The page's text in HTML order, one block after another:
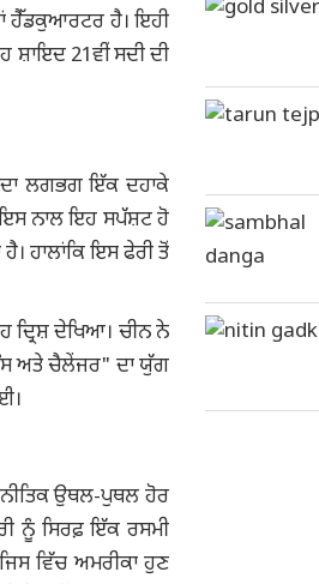
ਹੈੱਡਕੁਆਰਟਰ ਹੈ। ਇਹੀ
ਸ਼ਾਇਦ 21ਵੀਂ ਸਦੀ ਦੀ
ਦਾ ਲਗਭਗ ਇੱਕ ਦਹਾਕੇ
ਇਸ ਨਾਲ ਇਹ ਸਪੱਸ਼ਟ ਹੋ
ਹਾਲਾਂਕਿ ਇਸ ਫੇਰੀ ਤੋਂ
ਦੇਖਿਆ। ਚੀਨ ਨੇ
ਅਤੇ ਚੈਲੇਂਜਰ" ਦਾ ਯੁੱਗ
ਉਥਲ-ਪੁਥਲ ਹੋਰ
ਨੂੰ ਸਿਰਫ਼ ਇੱਕ ਰਸਮੀ
ਵਿੱਚ ਅਮਰੀਕਾ ਹੁਣ